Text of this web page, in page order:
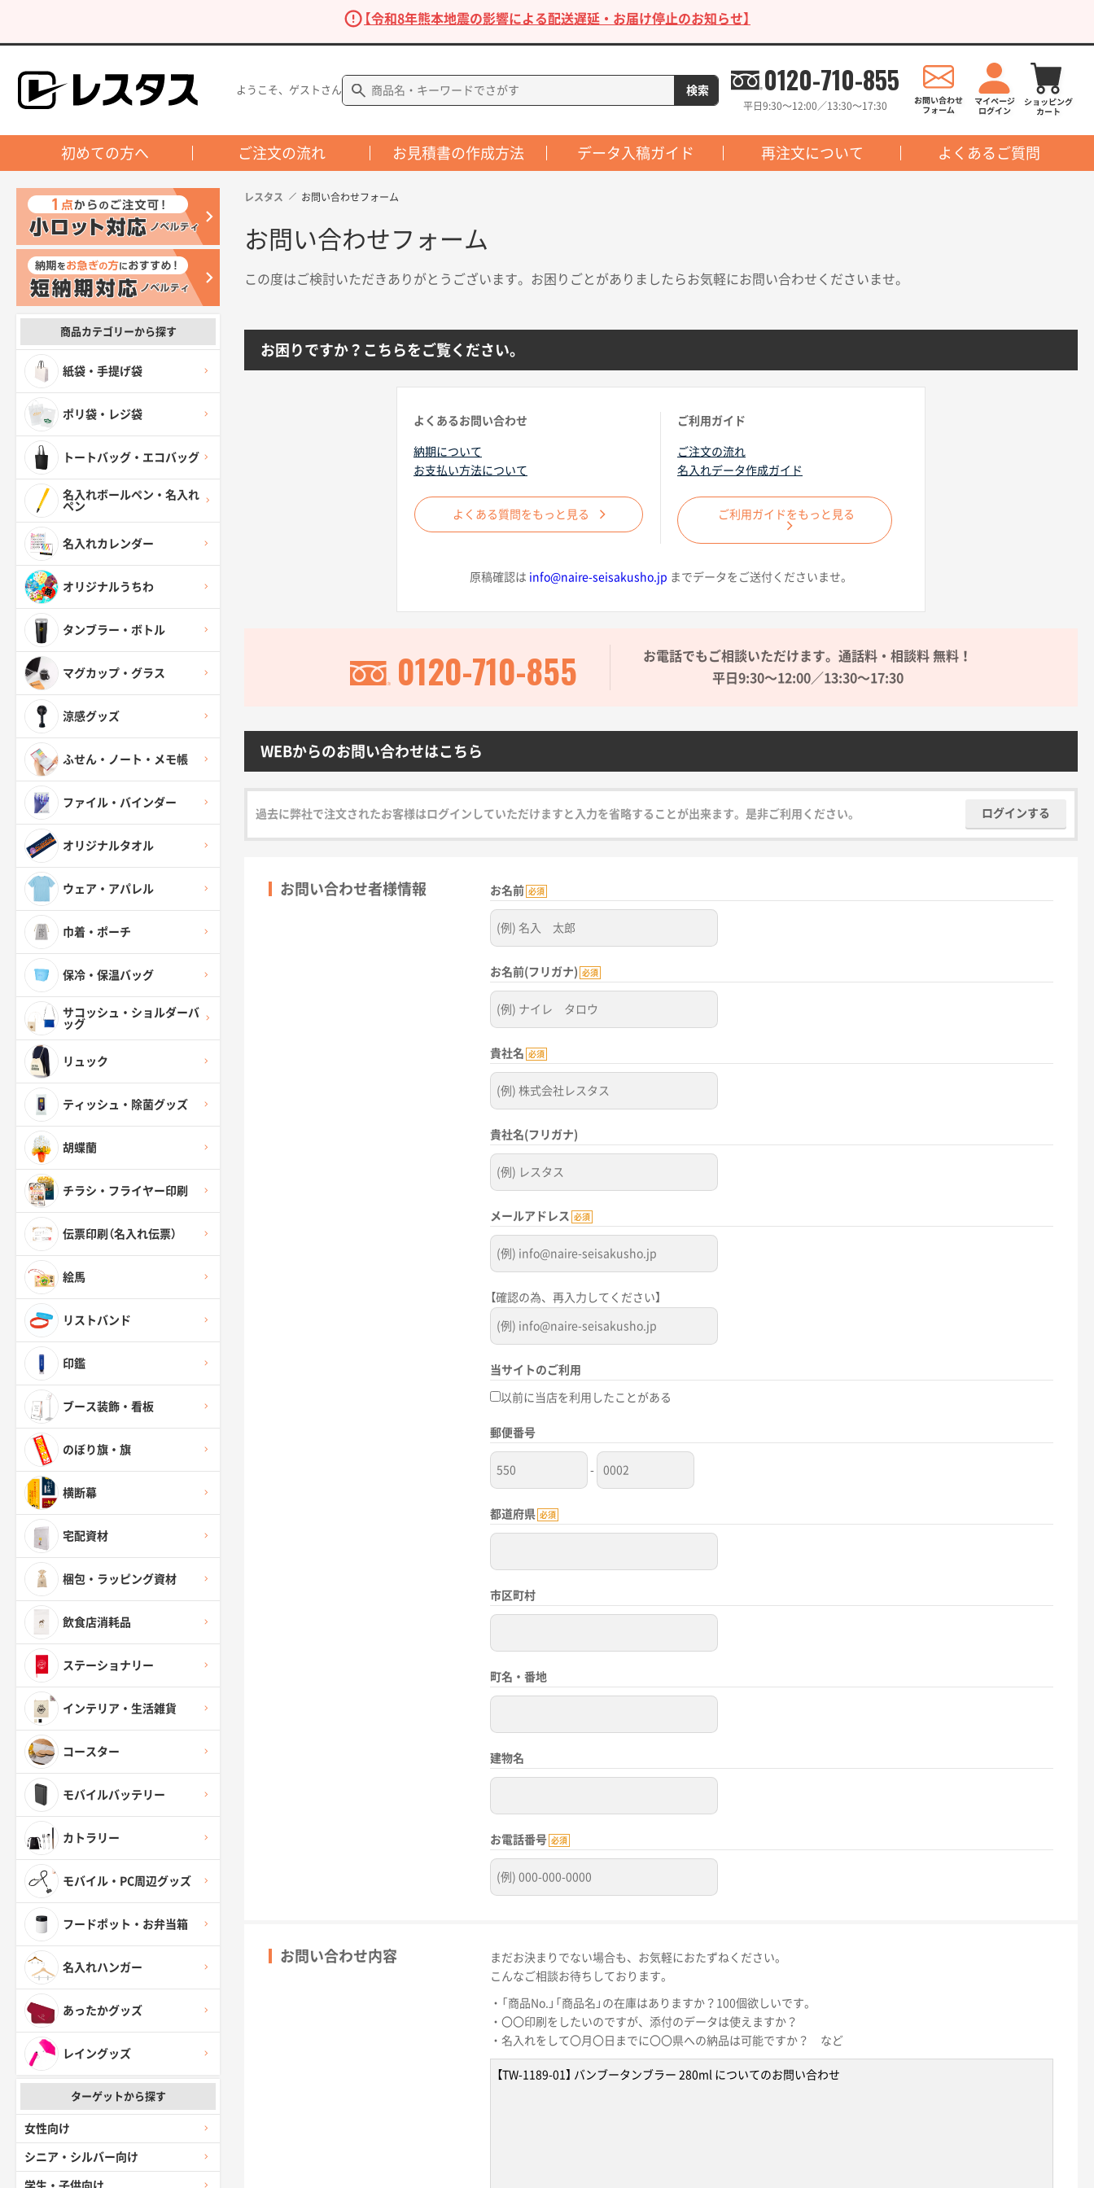
【令和8年熊本地震の影響による配送遅延・お届け停止のお知らせ】
ようこそ、ゲストさん 0120-710-855
平日9:30〜12:00／13:30〜17:30
初めての方へ ご注文の流れ お見積書の作成方法 データ入稿ガイド 再注文について よくあるご質問
商品カテゴリーから探す
紙袋・手提げ袋
ポリ袋・レジ袋
トートバッグ・エコバッグ
名入れボールペン・名入れ
ペン
名入れカレンダー
オリジナルうちわ
タンブラー・ボトル
マグカップ・グラス
涼感グッズ
ふせん・ノート・メモ帳
ファイル・バインダー
オリジナルタオル
ウェア・アパレル
巾着・ポーチ
保冷・保温バッグ
サコッシュ・ショルダーバ
ッグ
リュック
ティッシュ・除菌グッズ
胡蝶蘭
チラシ・フライヤー印刷
伝票印刷（名入れ伝票）
絵馬
リストバンド
印鑑
ブース装飾・看板
のぼり旗・旗
横断幕
宅配資材
梱包・ラッピング資材
飲食店消耗品
ステーショナリー
インテリア・生活雑貨
コースター
モバイルバッテリー
カトラリー
モバイル・PC周辺グッズ
フードポット・お弁当箱
名入れハンガー
あったかグッズ
レイングッズ
ターゲットから探す
女性向け
シニア・シルバー向け
学生・子供向け
レスタス お問い合わせフォーム
お問い合わせフォーム
この度はご検討いただきありがとうございます。お困りごとがありましたらお気軽にお問い合わせくださいませ。
お困りですか？こちらをご覧ください。
よくあるお問い合わせ
納期について
お支払い方法について
よくある質問をもっと見る
ご利用ガイド
ご注文の流れ
名入れデータ作成ガイド
ご利用ガイドをもっと見る
原稿確認は info@naire-seisakusho.jp までデータをご送付くださいませ。
0120-710-855
お電話でもご相談いただけます。通話料・相談料 無料！
平日9:30〜12:00／13:30〜17:30
WEBからのお問い合わせはこちら
過去に弊社で注文されたお客様はログインしていただけますと入力を省略することが出来ます。是非ご利用ください。 ログインする
お問い合わせ者様情報 お名前 必須
お名前(フリガナ) 必須
貴社名 必須
貴社名(フリガナ)
メールアドレス 必須
【確認の為、再入力してください】
当サイトのご利用
以前に当店を利用したことがある
郵便番号
-
都道府県 必須
市区町村
町名・番地
建物名
お電話番号 必須
お問い合わせ内容
まだお決まりでない場合も、お気軽におたずねください。
こんなご相談お待ちしております。
・「商品No.」「商品名」の在庫はありますか？100個欲しいです。
・〇〇印刷をしたいのですが、添付のデータは使えますか？
・名入れをして〇月〇日までに〇〇県への納品は可能ですか？ など